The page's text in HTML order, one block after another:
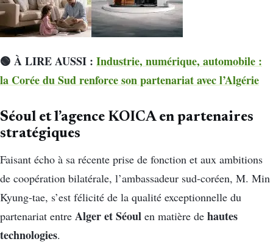
🟢 À LIRE AUSSI : Industrie, numérique, automobile :
la Corée du Sud renforce son partenariat avec l’Algérie
Séoul et l’agence KOICA en partenaires
stratégiques
Faisant écho à sa récente prise de fonction et aux ambitions
de coopération bilatérale, l’ambassadeur sud-coréen, M. Min
Kyung-tae, s’est félicité de la qualité exceptionnelle du
partenariat entre Alger et Séoul en matière de hautes
technologies.